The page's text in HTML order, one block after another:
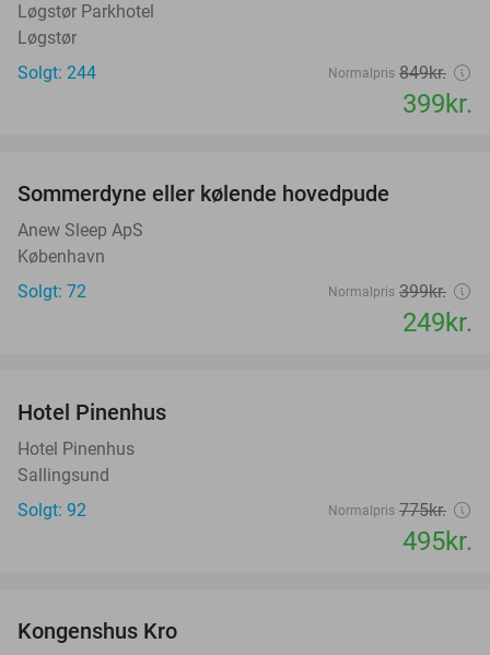
Løgstør Parkhotel
Løgstør
Solgt: 244
Normalpris 849kr.
399kr.
Sommerdyne eller kølende hovedpude
Anew Sleep ApS
København
Solgt: 72
Normalpris 399kr.
249kr.
Hotel Pinenhus
Hotel Pinenhus
Sallingsund
Solgt: 92
Normalpris 775kr.
495kr.
Kongenshus Kro